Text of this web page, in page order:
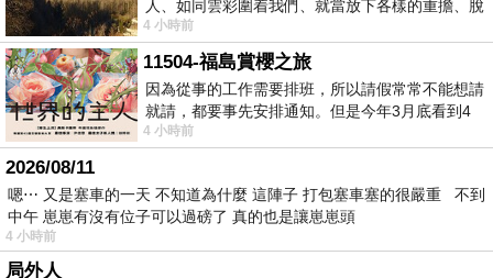
人、如同雲彩圍着我們、就當放下各樣的重擔、脫
去容易纏累我們的罪、存心忍耐、奔那擺
4 小時前
11504-福島賞櫻之旅
因為從事的工作需要排班，所以請假常常不能想請
就請，都要事先安排通知。但是今年3月底看到4
月的班表時，突然發現4月中有個空檔，所
4 小時前
2026/08/11
嗯⋯ 又是塞車的一天 不知道為什麼 這陣子 打包塞車塞的很嚴重 不到
中午 崽崽有沒有位子可以過磅了 真的也是讓崽崽頭
4 小時前
局外人